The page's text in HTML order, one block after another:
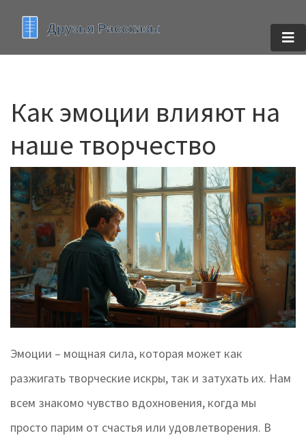
Как эмоции влияют на
наше творчество
Эмоции – мощная сила, которая может как
разжигать творческие искры, так и затухать их. Нам
всем знакомо чувство вдохновения, когда мы
просто парим от счастья или удовлетворения. В